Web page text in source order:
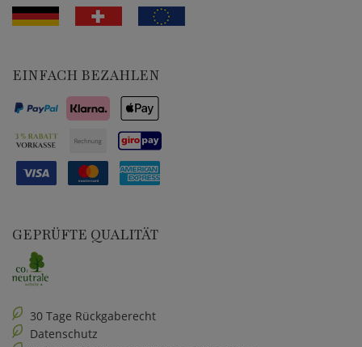
EINFACH BEZAHLEN
GEPRÜFTE QUALITÄT
30 Tage Rückgaberecht
Datenschutz